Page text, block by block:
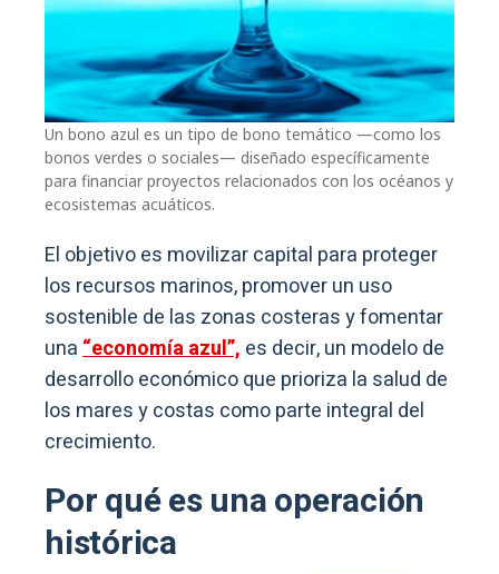
Un bono azul es un tipo de bono temático —como los
bonos verdes o sociales— diseñado específicamente
para financiar proyectos relacionados con los océanos y
ecosistemas acuáticos.
El objetivo es movilizar capital para proteger
los recursos marinos, promover un uso
sostenible de las zonas costeras y fomentar
una“economía azul”, es decir, un modelo de
desarrollo económico que prioriza la salud de
los mares y costas como parte integral del
crecimiento.
Por qué es una operación
histórica